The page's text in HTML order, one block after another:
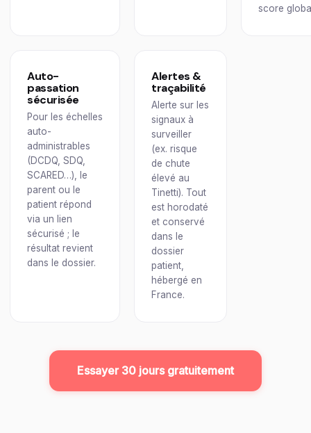
score
Auto-
passation
sécurisée
Pour les échelles
auto-
administrables
(DCDQ, SDQ,
SCARED…), le
parent ou le
patient répond
via un lien
sécurisé ; le
résultat revient
dans le dossier.
Alertes &
traçabilité
Alerte sur les
signaux à
surveiller
(ex. risque
de chute
élevé au
Tinetti). Tout
est horodaté
et conservé
dans le
dossier
patient,
hébergé en
France.
Essayer 30 jours gratuitement